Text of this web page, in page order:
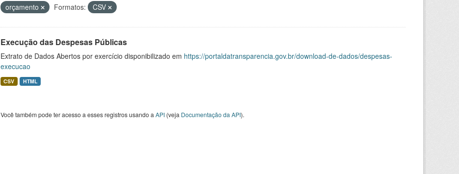
orçamento
Formatos: CSV
Execução das Despesas Públicas
Extrato de Dados Abertos por exercício disponibilizado em https://portaldatransparencia.gov.br/download-de-dados/despesas-
execucao
CSV HTML
Você também pode ter acesso a esses registros usando a API(veja Documentação da API).